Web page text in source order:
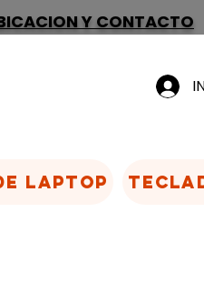
Y CONTACTO
Laptop